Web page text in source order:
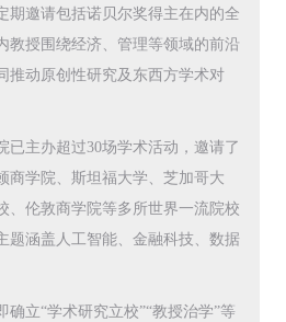
期邀请包括诺贝尔奖得主在内的全
教授围绕经济、管理等领域的前沿
推动原创性研究及东西方学术对
已主办超过30场学术活动，邀请了
商学院、斯坦福大学、芝加哥大
、伦敦商学院等多所世界一流院校
题涵盖人工智能、金融科技、数据
确立“学术研究立校”“教授治学”等